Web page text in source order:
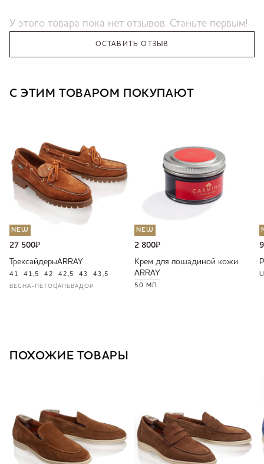
У этого товара пока нет отзывов. Станьте первым!
ОСТАВИТЬ ОТЗЫВ
С ЭТИМ ТОВАРОМ ПОКУПАЮТ
NEW
27 500₽
ТрексайдерыARRAY
41 41,5 42 42,5 43 43,5
ВЕСНА-ЛЕТОСАЛЬВАДОР
NEW
2 800₽
Крем для лошадиной кожи
ARRAY
50 МЛ
ПОХОЖИЕ ТОВАРЫ